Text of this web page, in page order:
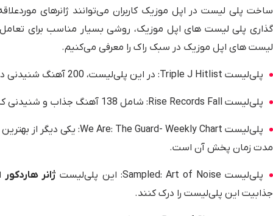
ساخت پلی لیست در اپل موزیک کاربران می‌توانند ژانرهای
گذاری پلی لیست های اپل موزیک، روشی بسیار مناسب برای تعامل
‌لیست های اپل موزیک در سبک راک را معرفی می‌کنیم.
پلی‌لیست Triple J Hitlist: در این پلی‌لیست، 200 آهنگ شنیدنی در سبک راک به مدت 11 ساعت پخش می‌شود.
پلی‌لیست Rise Records Fall: شامل 138 آهنگ جذاب و شنیدنی که به مدت 5/8 ساعت پخش می‌شود.
مدت زمان پخش آن است.
پلی‌لیست Sampled: Art of Noise: این پلی‌لیست ژانر هاردکور
جذابیت این پلی‌لیست را درک کنند.